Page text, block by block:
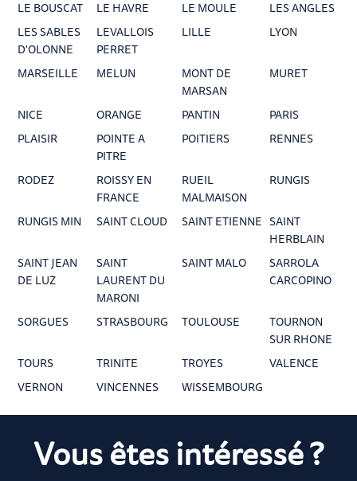
LE BOUSCAT
LE HAVRE LE MOULE
LES ANGLES
LES SABLES
D'OLONNE
LEVALLOIS
PERRET
LILLE LYON
MARSEILLE MELUN
MONT DE
MARSAN
MURET
NICE ORANGE PANTIN
PARIS
PLAISIR
POINTE A
PITRE
POITIERS RENNES
RODEZ
ROISSY EN
FRANCE
RUEIL
MALMAISON
RUNGIS
RUNGIS MIN SAINT CLOUD SAINT ETIENNE SAINT
HERBLAIN
SAINT JEAN
DE LUZ
SAINT
LAURENT DU
MARONI
SAINT MALO
SARROLA
CARCOPINO
SORGUES STRASBOURG TOULOUSE
TOURNON
SUR RHONE
TOURS
TRINITE TROYES
VALENCE
VERNON
VINCENNES WISSEMBOURG
Vous êtes intéressé ?